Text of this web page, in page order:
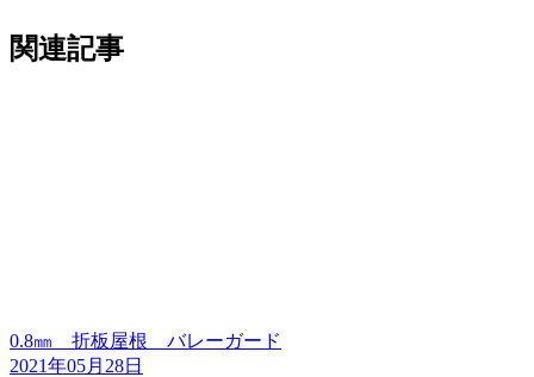
関連記事
0.8㎜ 折板屋根 バレーガード
2021年05月28日